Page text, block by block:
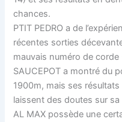
chances.
PTIT PEDRO a de
récentes sorties
mauvais numéro de corde
SAUCEPOT a montré du
1900m, mais ses
laissent des doutes sur
AL MAX possède une